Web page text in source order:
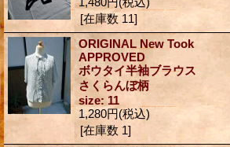
[在庫数 11]
ORIGINAL New Took
APPROVED
ボウタイ半袖ブラウス
さくらんぼ柄
size: 11
1,280円(税込)
[在庫数 1]